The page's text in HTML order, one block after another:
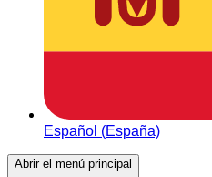
Español (España)
Abrir el menú principal